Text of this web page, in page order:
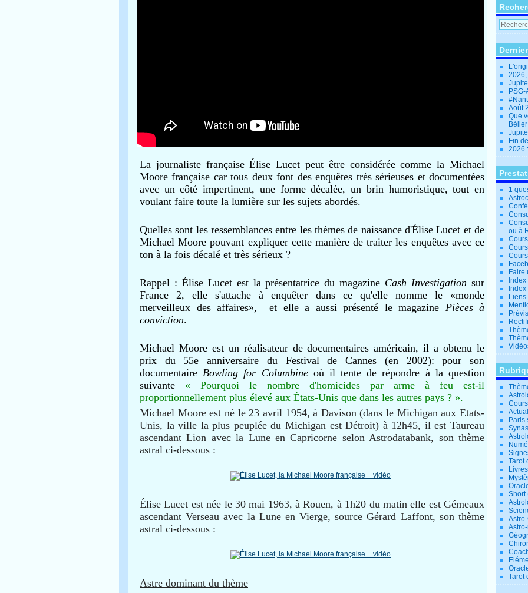
La journaliste française Élise Lucet peut être considérée comme la Michael
Moore française car tous deux font des enquêtes très sérieuses et documentées
avec un côté impertinent, une forme décalée, un brin humoristique, tout en
voulant faire toute la lumière sur les sujets abordés.
Quelles sont les ressemblances entre les thèmes de naissance d'Élise Lucet et de
Michael Moore pouvant expliquer cette manière de traiter les enquêtes avec ce
ton à la fois décalé et très sérieux ?
Rappel : Élise Lucet est la présentatrice du magazine Cash Investigation sur
France 2, elle s'attache à enquêter dans ce qu'elle nomme le «monde
merveilleux des affaires», et elle a aussi présenté le magazine Pièces à
conviction.
Michael Moore est un réalisateur de documentaires américain, il a obtenu le
prix du 55e anniversaire du Festival de Cannes (en 2002): pour son
documentaire Bowling for Columbineoù il tente de répondre à la question
suivante « Pourquoi le nombre d'homicides par arme à feu est-il
proportionnellement plus élevé aux États-Unis que dans les autres pays ? ».
Michael Moore est né le 23 avril 1954, à Davison (dans le Michigan aux Etats-
Unis, la ville la plus peuplée du Michigan est Détroit) à 12h45, il est Taureau
ascendant Lion avec la Lune en Capricorne selon Astrodatabank, son thème
astral ci-dessous :
Élise Lucet est née le 30 mai 1963, à Rouen, à 1h20 du matin elle est Gémeaux
ascendant Verseau avec la Lune en Vierge, source Gérard Laffont, son thème
astral ci-dessous :
Astre dominant du thème
Août
Que
Fin
2026
1
ou à
Faire
Liens
Paris
Tarot
Short
Tarot